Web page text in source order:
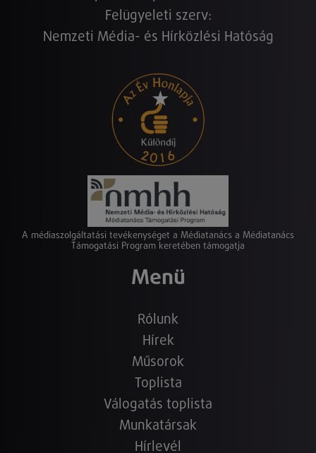
Felügyeleti szerv:
Nemzeti Média- és Hírközlési Hatóság
A médiaszolgáltatási tevékenységet a Médiatanács a Médiatanács
Támogatási Program keretében támogatja
Menü
Rólunk
Hírek
Műsorok
Toplista
Válogatás toplista
Munkatársak
Hírlevél